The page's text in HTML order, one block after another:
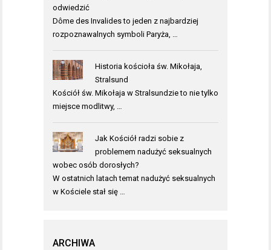
odwiedzić
Dôme des Invalides to jeden z najbardziej
rozpoznawalnych symboli Paryża, …
Historia kościoła św. Mikołaja,
Stralsund
Kościół św. Mikołaja w Stralsundzie to nie tylko
miejsce modlitwy, …
Jak Kościół radzi sobie z
problemem nadużyć seksualnych
wobec osób dorosłych?
W ostatnich latach temat nadużyć seksualnych
w Kościele stał się …
ARCHIWA